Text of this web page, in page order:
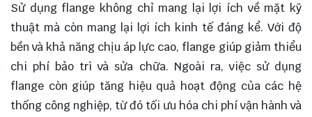
Sử dụng flange không chỉ mang lại lợi ích về mặt kỹ
thuật mà còn mang lại lợi ích kinh tế đáng kể. Với độ
bền và khả năng chịu áp lực cao, flange giúp giảm thiểu
chi phí bảo trì và sửa chữa. Ngoài ra, việc sử dụng
flange còn giúp tăng hiệu quả hoạt động của các hệ
thống công nghiệp, từ đó tối ưu hóa chi phí vận hành và